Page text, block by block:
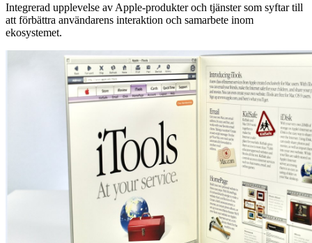
Integrerad upplevelse av Apple-produkter och tjänster som syftar till
att förbättra användarens interaktion och samarbete inom
ekosystemet.